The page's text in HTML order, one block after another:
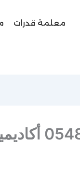
معلمة قدرات
معلمة احياء بجدة